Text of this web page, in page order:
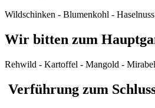
Wildschinken - Blumenkohl -
Wir bitten zum
Rehwild - Kartoffel - Mangold -
Verführung zum